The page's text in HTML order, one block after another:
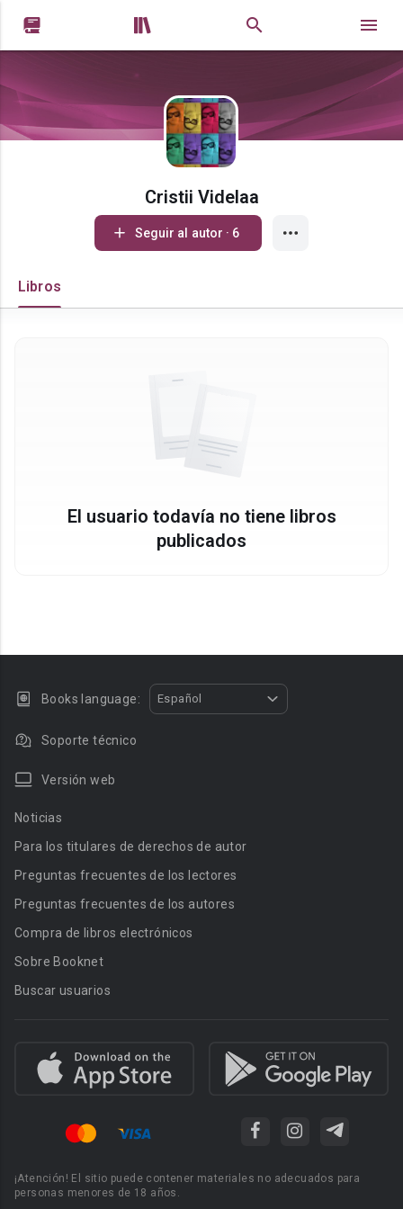
 
Cristii Videlaa
Seguir al autor · 6
Libros
El usuario todavía no tiene libros
publicados
Books language: Español
Soporte técnico
Versión web
Noticias
Para los titulares de derechos de autor
Preguntas frecuentes de los lectores
Preguntas frecuentes de los autores
Compra de libros electrónicos
Sobre Booknet
Buscar usuarios
¡Atención! El sitio puede contener materiales no adecuados para
personas menores de 18 años.